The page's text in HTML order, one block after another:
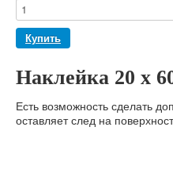
Наклейка 20 х
Есть возможность сделать
оставляет след на